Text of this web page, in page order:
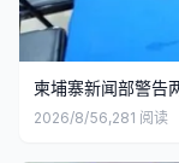
柬埔寨新闻部警告
2026/8/56,281 阅读